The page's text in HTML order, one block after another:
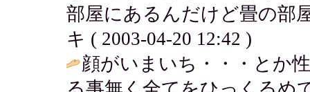
部屋にあるんだけど畳の部
キ ( 2003-04-20 12:42 )
顔がいまいち・・・とか